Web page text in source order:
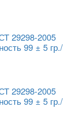
29298-2005
99 ± 5 гр./
29298-2005
99 ± 5 гр./